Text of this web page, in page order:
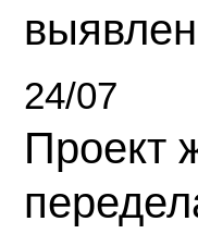
24/07
Проект